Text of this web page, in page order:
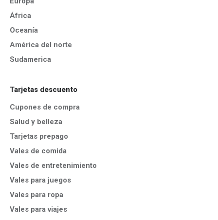
África
Oceanía
América del norte
Sudamerica
Tarjetas descuento
Cupones de compra
Salud y belleza
Tarjetas prepago
Vales de comida
Vales de entretenimiento
Vales para juegos
Vales para ropa
Vales para viajes